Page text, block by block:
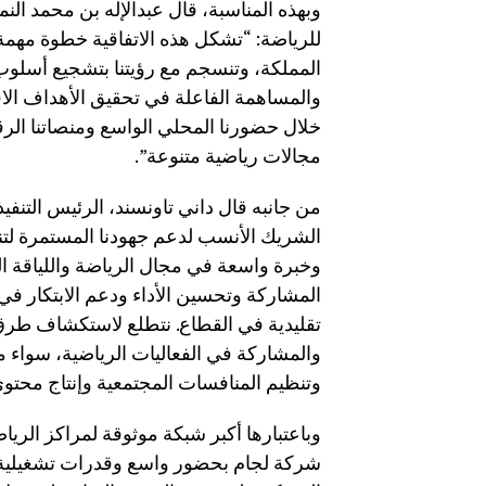
وبهذه المناسبة، قال عبدالإله بن محمد
للرياضة: “تشكل هذه الاتفاقية خطوة
المملكة، وتنسجم مع رؤيتنا بتشجيع
والمساهمة الفاعلة في تحقيق الأهداف
خلال حضورنا المحلي الواسع ومنصاتنا
مجالات رياضية متنوعة”.
من جانبه قال داني تاونسند، الرئيس
الشريك الأنسب لدعم جهودنا المستمرة
وخبرة واسعة في مجال الرياضة واللياقة
المشاركة وتحسين الأداء ودعم
تقليدية في القطاع. نتطلع لاستكشاف
والمشاركة في الفعاليات الرياضية،
وتنظيم المنافسات المجتمعية وإنتاج
وباعتبارها أكبر شبكة موثوقة لمراكز
شركة لجام بحضور واسع وقدرات